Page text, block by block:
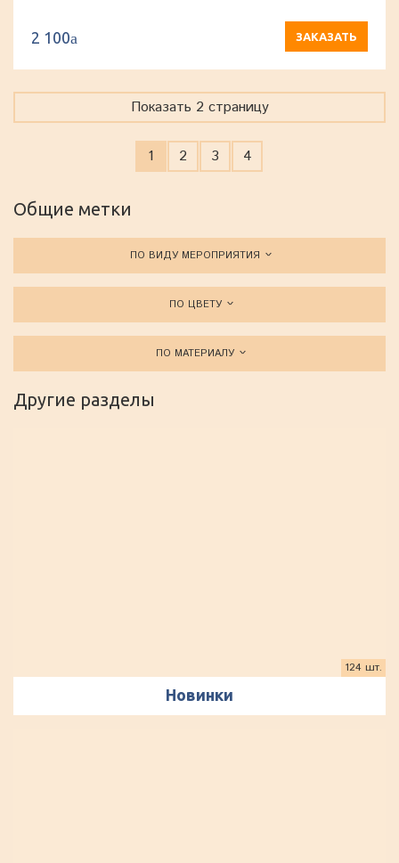
2 100a ЗАКАЗАТЬ
Показать 2 страницу
1 2 3 4
Общие метки
ПО ВИДУ МЕРОПРИЯТИЯ
ПО ЦВЕТУ
ПО МАТЕРИАЛУ
Другие разделы
Новинки
124 шт.